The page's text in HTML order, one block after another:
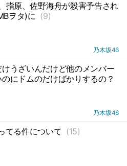
指原、佐野海舟が殺害予告され
ヲタ)に (9)
乃木坂46
うざいんだけど他のメンバー
にドムのだけばかりするの？
乃木坂46
てる件について (15)